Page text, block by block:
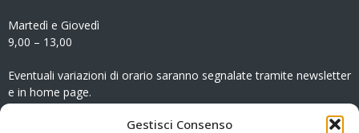
Gestisci Consenso
Martedì e Giovedì
9,00 – 13,00
Eventuali variazioni di orario saranno segnalate tramite newsletter
e in home page.